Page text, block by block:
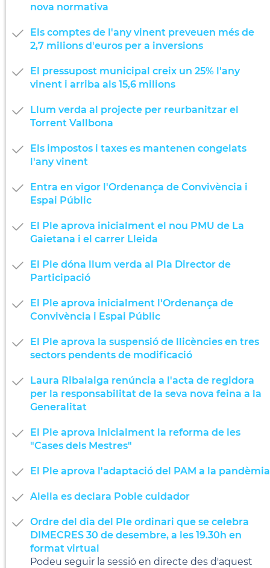
nova normativa
Els comptes de l'any vinent preveuen més de
2,7 milions d'euros per a inversions
El pressupost municipal creix un 25% l'any
vinent i arriba als 15,6 milions
Llum verda al projecte per reurbanitzar el
Torrent Vallbona
Els impostos i taxes es mantenen congelats
l'any vinent
Entra en vigor l'Ordenança de Convivència i
Espai Públic
El Ple aprova inicialment el nou PMU de La
Gaietana i el carrer Lleida
El Ple dóna llum verda al Pla Director de
Participació
El Ple aprova inicialment l'Ordenança de
Convivència i Espai Públic
El Ple aprova la suspensió de llicències en tres
sectors pendents de modificació
Laura Ribalaiga renúncia a l'acta de regidora
per la responsabilitat de la seva nova feina a la
Generalitat
El Ple aprova inicialment la reforma de les
"Cases dels Mestres"
El Ple aprova l'adaptació del PAM a la pandèmia
Alella es declara Poble cuidador
Ordre del dia del Ple ordinari que se celebra
DIMECRES 30 de desembre, a les 19.30h en
format virtual
Podeu seguir la sessió en directe des d'aquest